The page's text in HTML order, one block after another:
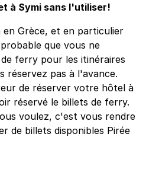
à Symi sans l'utiliser!
en Grèce, et en particulier
que vous ne
ferry pour les itinéraires
réservez pas à l'avance.
de réserver votre hôtel à
réservé le billets de ferry.
voulez, c'est vous rendre
de billets disponibles Pirée